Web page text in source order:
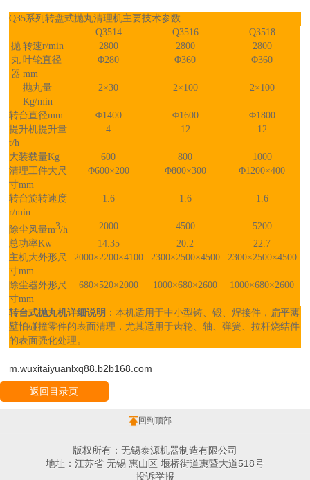
Q35系列转盘式抛丸清理机主要技术参数
Q3514
Q3516
Q3518
抛
丸
器
转速r/min 2800 2800
2800
叶轮直径
mm
Φ280 Φ360 Φ360
抛丸量
Kg/min
2×30 2×100 2×100
转台直径mm Φ1400 Φ1600
Φ1800
提升机提升量
t/h
4 12 12
大装载量Kg 600 800
1000
清理工件大尺
寸mm
Φ600×200 Φ800×300 Φ1200×400
转台旋转速度
r/min
1.6 1.6 1.6
除尘风量m3/h 2000 4500
5200
总功率Kw
14.35 20.2
22.7
主机大外形尺
寸mm
2000×2200×4100 2300×2500×4500 2300×2500×4500
除尘器外形尺
寸mm
680×520×2000 1000×680×2600 1000×680×2600
转台式抛丸机详细说明 ：本机适用于中小型铸、锻、焊接件，扁平薄
壁怕碰撞零件的表面清理，尤其适用于齿轮、轴、弹簧、拉杆烧结件
的表面强化处理。
m.wuxitaiyuanlxq88.b2b168.com
返回目录页
回到顶部
版权所有：无锡泰源机器制造有限公司
地址：江苏省 无锡 惠山区 堰桥街道惠暨大道518号
投诉举报